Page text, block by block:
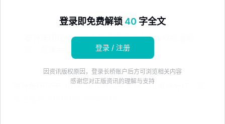
泰升集团定于 2026 年召开股东大会，以批准股
息、董事会重新选举和股票回购授权
泰升集团定于 2026 年召开股东大会，以批准分红、董
登录即免费解锁 40 字全文
登录 / 注册
因资讯版权原因，登录长桥账户后方可浏览相关内容
感谢您对正版资讯的理解与支持